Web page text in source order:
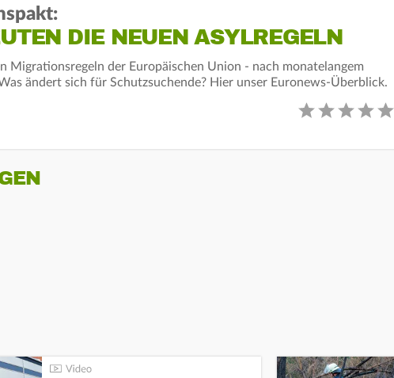
DIE NEUEN ASYLREGELN
Migrationsregeln der Europäischen Union - nach monatelangem
ändert sich für Schutzsuchende? Hier unser Euronews-Überblick.